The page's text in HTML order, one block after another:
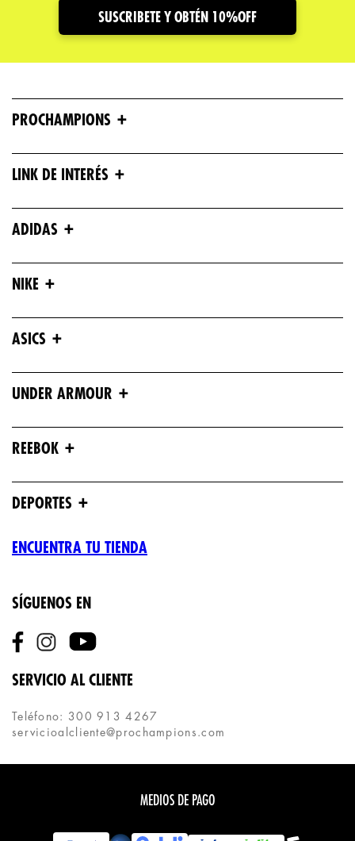
SUSCRIBETE Y OBTÉN 10%OFF
PROCHAMPIONS +
LINK DE INTERÉS +
ADIDAS +
NIKE +
ASICS +
UNDER ARMOUR +
REEBOK +
DEPORTES +
ENCUENTRA TU TIENDA
SÍGUENOS EN
SERVICIO AL CLIENTE
Teléfono: 300 913 4267
servicioalcliente@prochampions.com
MEDIOS DE PAGO